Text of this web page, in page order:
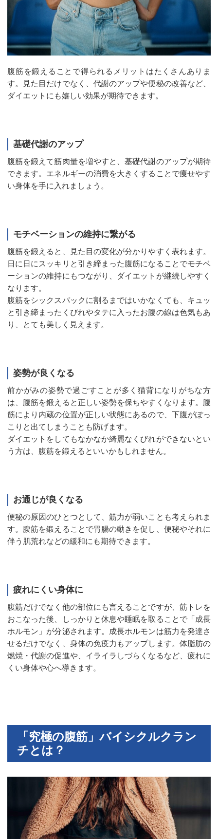
腹筋を鍛えることで得られるメリットはたくさんありま
す。見た目だけでなく、代謝のアップや便秘の改善など、
ダイエットにも嬉しい効果が期待できます。
基礎代謝のアップ
腹筋を鍛えて筋肉量を増やすと、基礎代謝のアップが期待
できます。エネルギーの消費を大きくすることで痩せやす
い身体を手に入れましょう。
モチベーションの維持に繋がる
腹筋を鍛えると、見た目の変化が分かりやすく表れます。
日に日にスッキリと引き締まった腹筋になることでモチベ
ーションの維持にもつながり、ダイエットが継続しやすく
なります。
腹筋をシックスパックに割るまではいかなくても、キュッ
と引き締まったくびれやタテに入ったお腹の線は色気もあ
り、とても美しく見えます。
姿勢が良くなる
前かがみの姿勢で過ごすことが多く猫背になりがちな方
は、腹筋を鍛えると正しい姿勢を保ちやすくなります。腹
筋により内蔵の位置が正しい状態にあるので、下腹がぽっ
こりと出てしまうことも防げます。
ダイエットをしてもなかなか綺麗なくびれができないとい
う方は、腹筋を鍛えるといいかもしれません。
お通じが良くなる
便秘の原因のひとつとして、筋力が弱いことも考えられま
す。腹筋を鍛えることで胃腸の動きを促し、便秘やそれに
伴う肌荒れなどの緩和にも期待できます。
疲れにくい身体に
腹筋だけでなく他の部位にも言えることですが、筋トレを
おこなった後、しっかりと休息や睡眠を取ることで「成長
ホルモン」が分泌されます。成長ホルモンは筋力を発達さ
せるだけでなく、身体の免疫力もアップします。体脂肪の
燃焼・代謝の促進や、イライラしづらくなるなど、疲れに
くい身体や心へ導きます。
「究極の腹筋」バイシクルクラン
チとは？